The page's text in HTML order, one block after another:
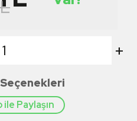
+
Paylaşın